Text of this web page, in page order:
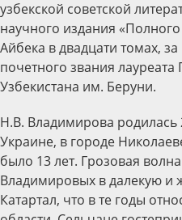
узбекской советской
научного издания
Айбека в двадцати томах,
почетного звания
Узбекистана им. Беруни.
Н.В. Владимирова родилась
Украине, в городе
было 13 лет. Грозовая
Владимировых в далекую и
Катартал, что в те годы